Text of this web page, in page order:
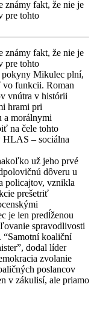
známy fakt, že nie je
pre tohto
známy fakt, že nie je
pre tohto
pokyny Mikulec plní,
vo funkcii. Roman
vnútra v histórii
hrami pri
a morálnymi
na čele tohto
HLAS – sociálna
už jeho prvé
dôveru u
policajtov, vznikla
prešetriť
je len predĺženou
spravodlivosti
“Samotní koaliční
dodal líder
zvolanie
poslancov
v zákulisí, ale priamo